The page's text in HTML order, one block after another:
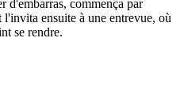
d'embarras, commença par
ensuite à une entrevue, où
se rendre.